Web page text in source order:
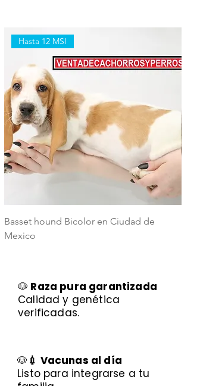
Hasta 12 MSI
Basset hound Bicolor en Ciudad de
Mexico
🐶 Raza pura garantizada
Calidad y genética
verificadas.
🐶 💉 Vacunas al día
Listo para integrarse a tu